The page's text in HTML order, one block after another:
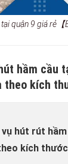
quận 9 giá rẻ【
hầm cầu
theo kích
hút rút
kích